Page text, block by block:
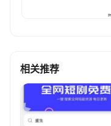
相关推荐